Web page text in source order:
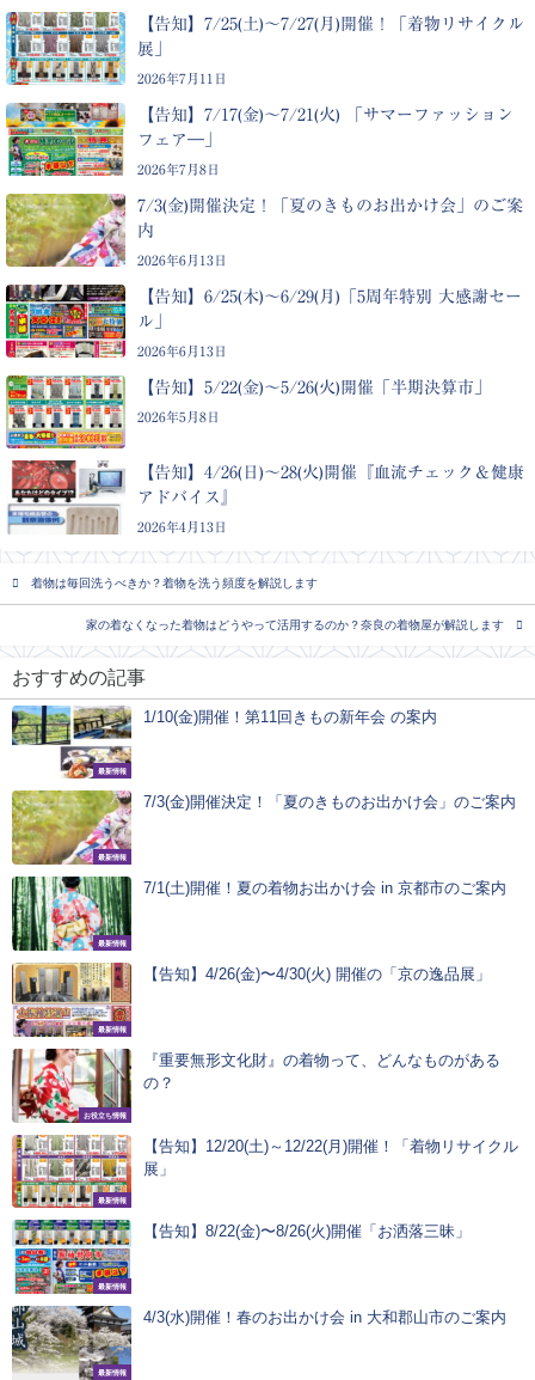
【告知】7/25(土)～7/27(月)開催！「着物リサイクル
展」
2026年7月11日
【告知】7/17(金)～7/21(火) 「サマーファッション
フェア―」
2026年7月8日
7/3(金)開催決定！「夏のきものお出かけ会」のご案
内
2026年6月13日
【告知】6/25(木)〜6/29(月)「5周年特別 大感謝セー
ル」
2026年6月13日
【告知】5/22(金)〜5/26(火)開催「半期決算市」
2026年5月8日
【告知】4/26(日)〜28(火)開催『血流チェック＆健康
アドバイス』
2026年4月13日
着物は毎回洗うべきか？着物を洗う頻度を解説します
家の着なくなった着物はどうやって活用するのか？奈良の着物屋が解説します
おすすめの記事
最新情報
1/10(金)開催！第11回きもの新年会 の案内
最新情報
7/3(金)開催決定！「夏のきものお出かけ会」のご案内
最新情報
7/1(土)開催！夏の着物お出かけ会 in 京都市のご案内
最新情報
【告知】4/26(金)〜4/30(火) 開催の「京の逸品展」
お役立ち情報
『重要無形文化財』の着物って、どんなものがある
の？
最新情報
【告知】12/20(土)～12/22(月)開催！「着物リサイクル
展」
最新情報
【告知】8/22(金)〜8/26(火)開催「お洒落三昧」
最新情報
4/3(水)開催！春のお出かけ会 in 大和郡山市のご案内